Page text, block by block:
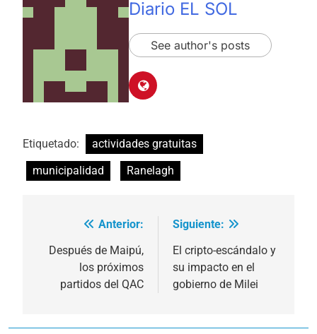
Diario EL SOL
See author's posts
Etiquetado:
actividades gratuitas
municipalidad
Ranelagh
Navegación
de
entradas
Anterior:
Después de Maipú,
los próximos
partidos del QAC
Siguiente:
El cripto-escándalo y
su impacto en el
gobierno de Milei